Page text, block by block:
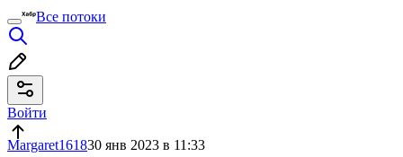
Все потоки
Войти
Margaret161830 янв 2023 в 11:33